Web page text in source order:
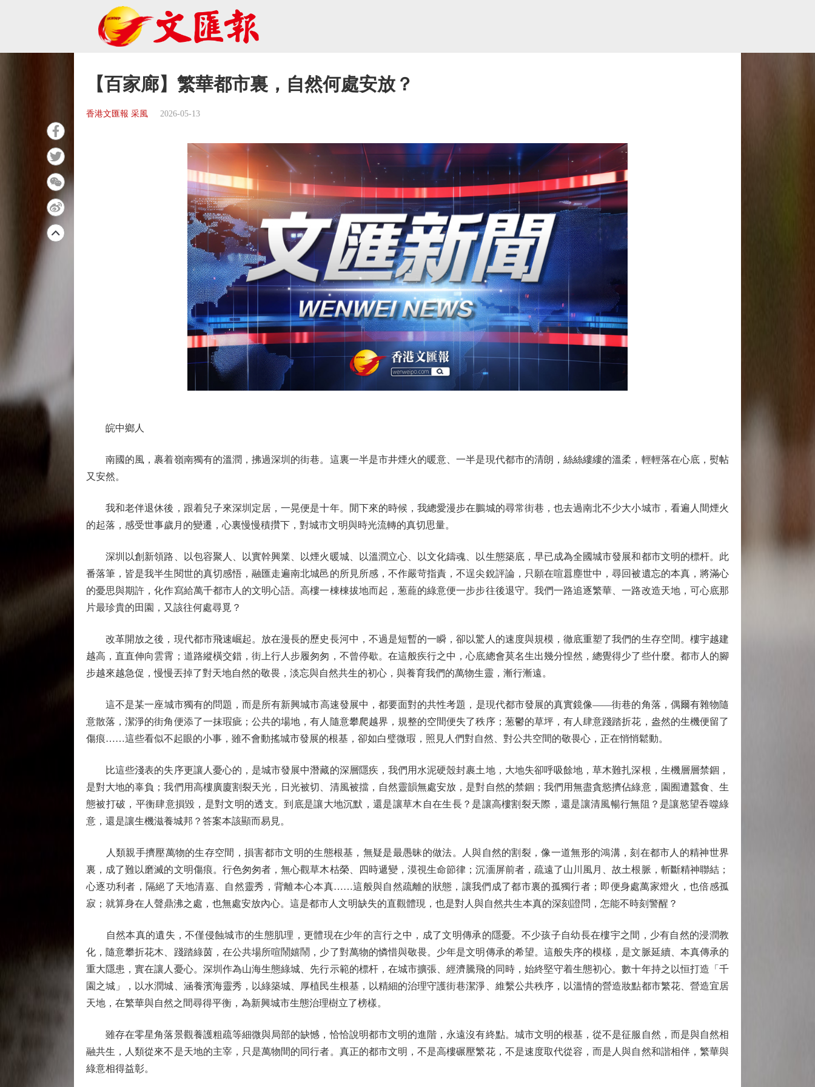
【百家廊】繁華都市裏，自然何處安放？
香港文匯報 采風 2026-05-13
皖中鄉人
南國的風，裹着嶺南獨有的溫潤，拂過深圳的街巷。這裏一半是市井煙火的暖意、一半是現代都市的清朗，絲絲縷縷的溫柔，輕輕落在心底，熨帖
又安然。
我和老伴退休後，跟着兒子來深圳定居，一晃便是十年。閒下來的時候，我總愛漫步在鵬城的尋常街巷，也去過南北不少大小城市，看遍人間煙火
的起落，感受世事歲月的變遷，心裏慢慢積攢下，對城市文明與時光流轉的真切思量。
深圳以創新領路、以包容聚人、以實幹興業、以煙火暖城、以溫潤立心、以文化鑄魂、以生態築底，早已成為全國城市發展和都市文明的標杆。此
番落筆，皆是我半生閱世的真切感悟，融匯走遍南北城邑的所見所感，不作嚴苛指責，不逞尖銳評論，只願在喧囂塵世中，尋回被遺忘的本真，將滿心
的憂思與期許，化作寫給萬千都市人的文明心語。高樓一棟棟拔地而起，葱蘢的綠意便一步步往後退守。我們一路追逐繁華、一路改造天地，可心底那
片最珍貴的田園，又該往何處尋覓？
改革開放之後，現代都市飛速崛起。放在漫長的歷史長河中，不過是短暫的一瞬，卻以驚人的速度與規模，徹底重塑了我們的生存空間。樓宇越建
越高，直直伸向雲霄；道路縱橫交錯，街上行人步履匆匆，不曾停歇。在這般疾行之中，心底總會莫名生出幾分惶然，總覺得少了些什麼。都市人的腳
步越來越急促，慢慢丟掉了對天地自然的敬畏，淡忘與自然共生的初心，與養育我們的萬物生靈，漸行漸遠。
這不是某一座城市獨有的問題，而是所有新興城市高速發展中，都要面對的共性考題，是現代都市發展的真實鏡像——街巷的角落，偶爾有雜物隨
意散落，潔淨的街角便添了一抹瑕疵；公共的場地，有人隨意攀爬越界，規整的空間便失了秩序；葱鬱的草坪，有人肆意踐踏折花，盎然的生機便留了
傷痕……這些看似不起眼的小事，雖不會動搖城市發展的根基，卻如白璧微瑕，照見人們對自然、對公共空間的敬畏心，正在悄悄鬆動。
比這些淺表的失序更讓人憂心的，是城市發展中潛藏的深層隱疾，我們用水泥硬殼封裹土地，大地失卻呼吸餘地，草木難扎深根，生機層層禁錮，
是對大地的辜負；我們用高樓廣廈割裂天光，日光被切、清風被擋，自然靈韻無處安放，是對自然的禁錮；我們用無盡貪慾擠佔綠意，園囿遭蠶食、生
態被打破，平衡肆意損毀，是對文明的透支。到底是讓大地沉默，還是讓草木自在生長？是讓高樓割裂天際，還是讓清風暢行無阻？是讓慾望吞噬綠
意，還是讓生機滋養城邦？答案本該顯而易見。
人類親手擠壓萬物的生存空間，損害都市文明的生態根基，無疑是最愚昧的做法。人與自然的割裂，像一道無形的鴻溝，刻在都市人的精神世界
裏，成了難以磨滅的文明傷痕。行色匆匆者，無心觀草木枯榮、四時遞變，漠視生命節律；沉湎屏前者，疏遠了山川風月、故土根脈，斬斷精神聯結；
心逐功利者，隔絕了天地清嘉、自然靈秀，背離本心本真……這般與自然疏離的狀態，讓我們成了都市裏的孤獨行者；即便身處萬家燈火，也倍感孤
寂；就算身在人聲鼎沸之處，也無處安放內心。這是都市人文明缺失的直觀體現，也是對人與自然共生本真的深刻證問，怎能不時刻警醒？
自然本真的遺失，不僅侵蝕城市的生態肌理，更體現在少年的言行之中，成了文明傳承的隱憂。不少孩子自幼長在樓宇之間，少有自然的浸潤教
化，隨意攀折花木、踐踏綠茵，在公共場所喧鬧嬉鬧，少了對萬物的憐惜與敬畏。少年是文明傳承的希望。這般失序的模樣，是文脈延續、本真傳承的
重大隱患，實在讓人憂心。深圳作為山海生態綠城、先行示範的標杆，在城市擴張、經濟騰飛的同時，始終堅守着生態初心。數十年持之以恒打造「千
園之城」，以水潤城、涵養濱海靈秀，以綠築城、厚植民生根基，以精細的治理守護街巷潔淨、維繫公共秩序，以溫情的營造妝點都市繁花、營造宜居
天地，在繁華與自然之間尋得平衡，為新興城市生態治理樹立了榜樣。
雖存在零星角落景觀養護粗疏等細微與局部的缺憾，恰恰說明都市文明的進階，永遠沒有終點。城市文明的根基，從不是征服自然，而是與自然相
融共生，人類從來不是天地的主宰，只是萬物間的同行者。真正的都市文明，不是高樓碾壓繁花，不是速度取代從容，而是人與自然和諧相伴，繁華與
綠意相得益彰。